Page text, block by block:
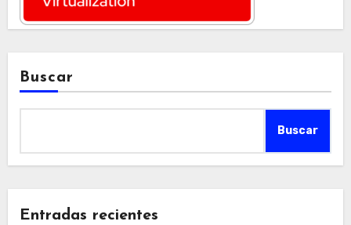
Buscar
Buscar
Entradas recientes